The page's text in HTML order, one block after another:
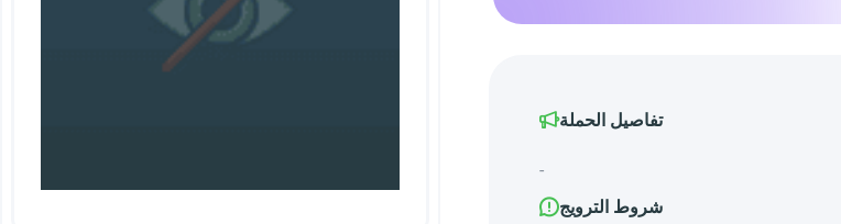
تفاصيل الحملة
-
شروط الترويج